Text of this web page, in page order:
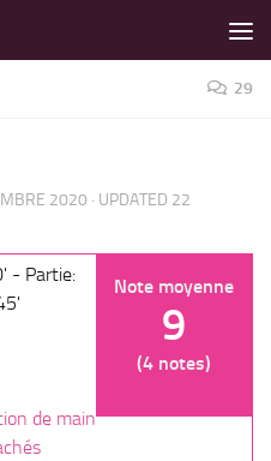
29
2020 · UPDATED 22
Note moyenne
9
(4 notes)
- Partie:
de main